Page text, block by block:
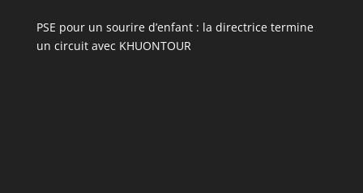
PSE pour un sourire d’enfant : la directrice termine
un circuit avec KHUONTOUR